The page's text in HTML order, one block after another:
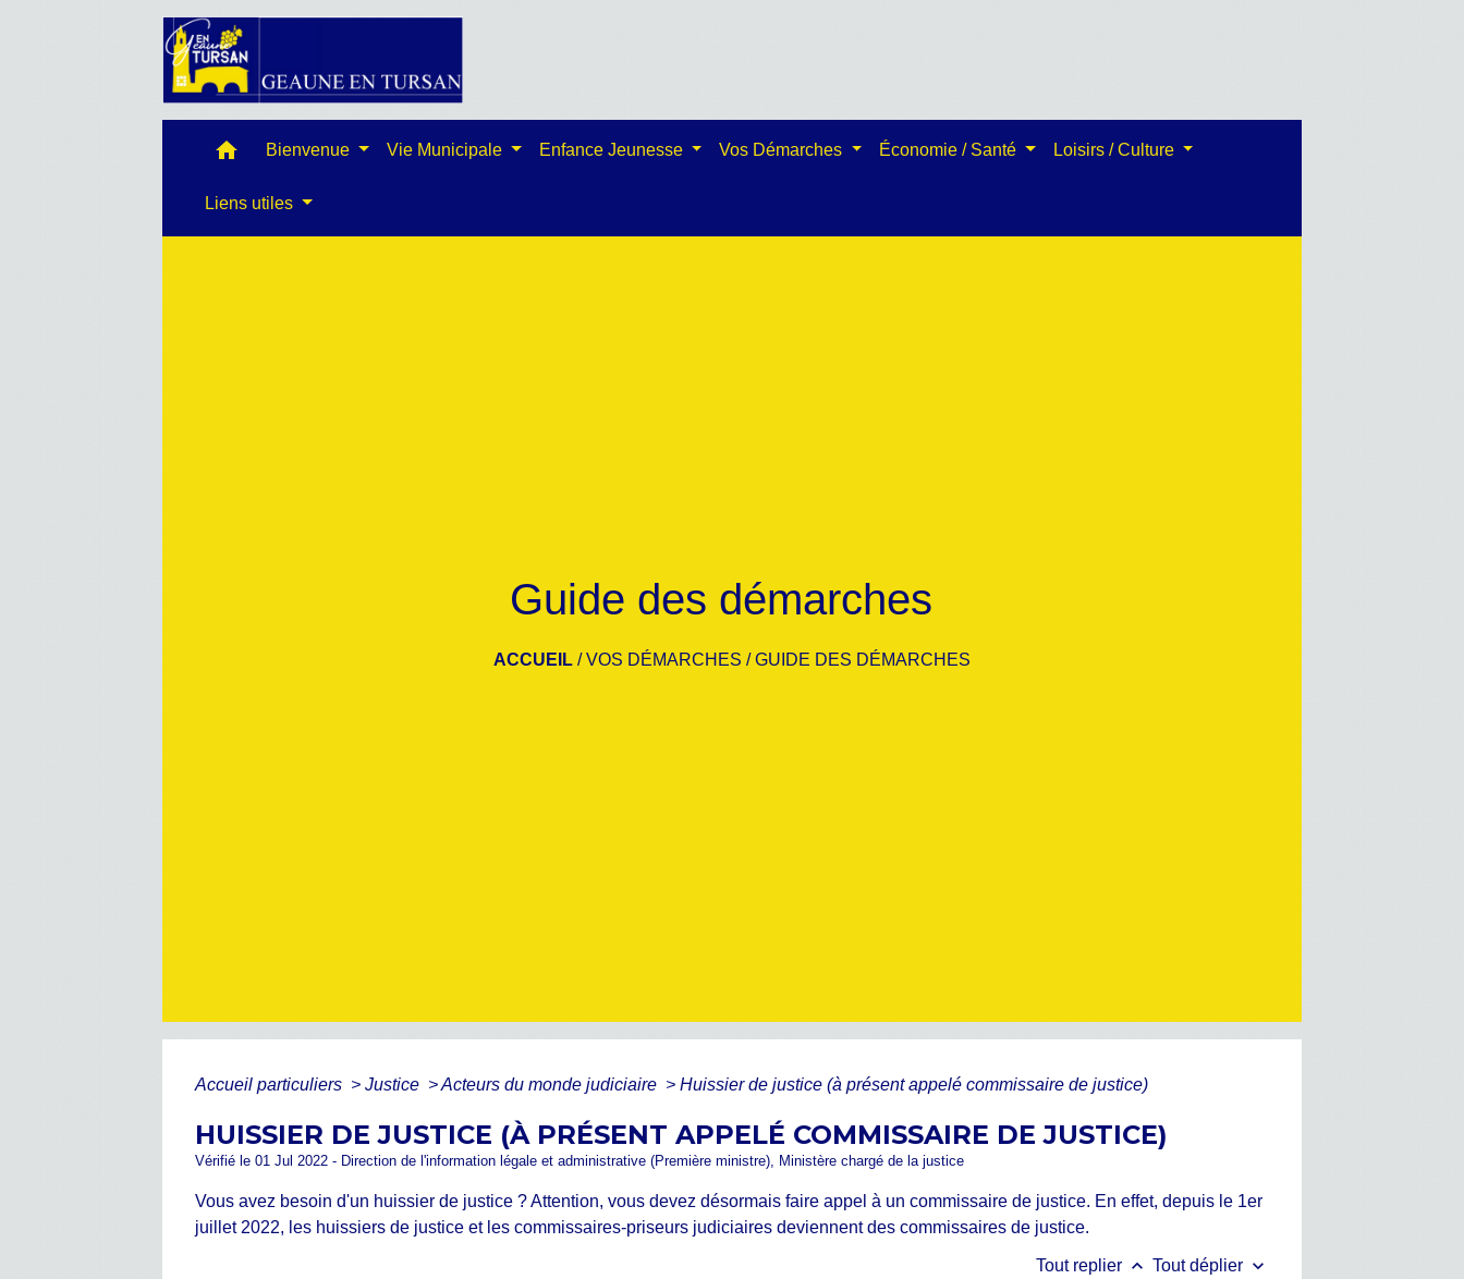
home Bienvenue Vie Municipale Enfance Jeunesse Vos Démarches Économie / Santé Loisirs / Culture
Liens utiles
Guide des démarches
ACCUEIL /VOS DÉMARCHES /GUIDE DES DÉMARCHES
Accueil particuliers > Justice > Acteurs du monde judiciaire > Huissier de justice (à présent appelé commissaire de justice)
HUISSIER DE JUSTICE (À PRÉSENT APPELÉ COMMISSAIRE DE JUSTICE)
Vérifié le 01 Jul 2022 - Direction de l'information légale et administrative (Première ministre), Ministère chargé de la justice
Vous avez besoin d'un huissier de justice ? Attention, vous devez désormais faire appel à un commissaire de justice. En effet, depuis le 1er
juillet 2022, les huissiers de justice et les commissaires-priseurs judiciaires deviennent des commissaires de justice.
Tout replier keyboard_arrow_up Tout déplier keyboard_arrow_down